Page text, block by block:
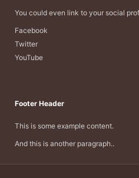
You could even link to your social
Facebook
Twitter
YouTube
Footer Header
This is some example content.
And this is another paragraph..